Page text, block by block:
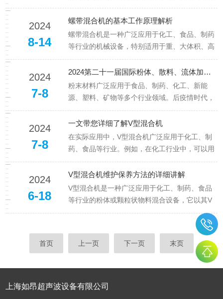
工、食品、制药、建材等行业的颗粒状、粉状、
块状物料的输送，具有结构简单、操作方便、维
护成本低、输送效率高等优点，因此在工业生产
中得到了广泛应用。工作原理：通过风机或空压
2024
8-14
螺带混合机的基本工作原理解析
螺带混合机是一种广泛应用于化工、食品、制药
等行业的机械设备，特别适用于重、大体积、高
粘性和流动性不强的材料的混合。1.工作基本原
理-基本介绍：工作原理是利用旋转的螺带将物料
在混合室内沿壁面进行圆周移动，实现物料的提
升或抛起，当物料到达一定高度后，便靠自重向
2024
7-8
2024第二十一届国际粉体、散料、流体加工展览会 IPB粉体
粉末材料广泛应用于食品、制药、化工、新能
源、塑料、矿物等多个行业领域。后疫情时代，
随着全球经济进入新的发展阶段，粉体行业也进
入了高质量发展的重要时期，机遇和挑战并存。
各应用领域对粉末材料需求和要求不断增加，尤
其在政策大力支持下，新兴产业如新能源增长势
2024
7-8
一文带您详细了解V型混合机
在实际应用中，V型混合机广泛应用于化工、制
药、食品等行业。例如，在化工行业中，可以用
于各种化工原料的混合，如染料、颜料、塑料颗
粒等；在制药行业中，可以用于药品的混合、造
粒等工艺；在食品行业中，可以用于食品添加
剂、香精香料等的混合。V型混合机具有以下特
2024
6-18
V型混合机维护保养方法的详细讲解
V型混合机是一种广泛应用于化工、制药、食品
等行业的粉体或颗粒状物料混合设备，它以其V
型结构设计，实现了均匀的混合效果。主要由一
个V型的混合筒、两个旋转轴和驱动装置组成。
混合筒内部通常采用不锈钢材质，以保证物料的
清洁和设备的耐用性。两个旋转轴分别位于混合
首页 上一页 下一页 末页
上海如昂超声波设备有限公司